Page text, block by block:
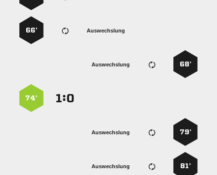
Auswechslung
66’
68’
Auswechslung
:
74’
79’
Auswechslung
81’
Auswechslung